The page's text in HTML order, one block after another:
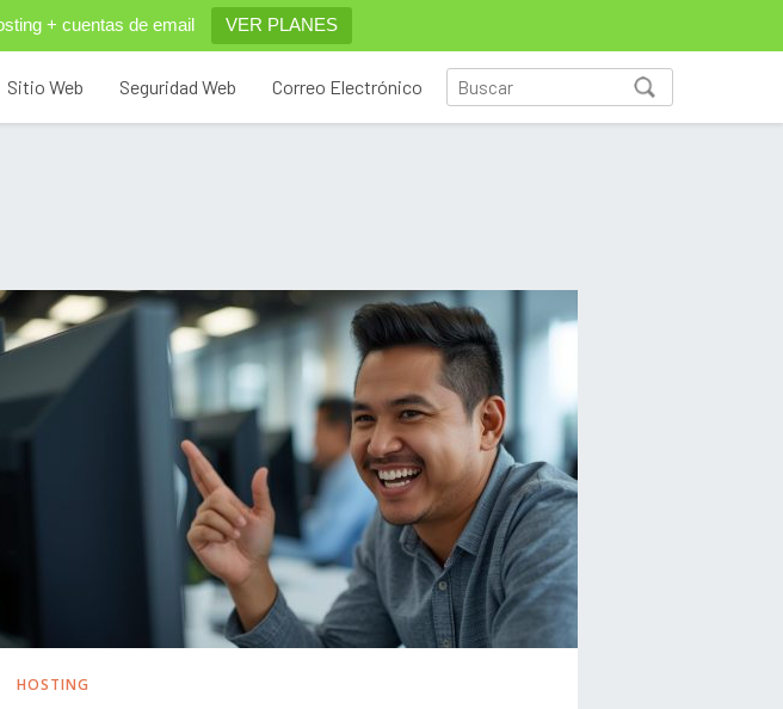
+ cuentas de email VER PLANES
Sitio Web Seguridad Web Correo Electrónico
HOSTING